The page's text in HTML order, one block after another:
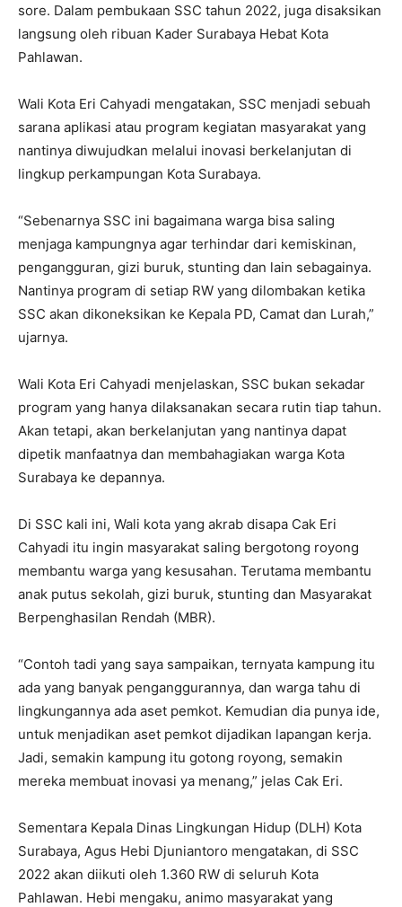
sore. Dalam pembukaan SSC tahun 2022, juga disaksikan
langsung oleh ribuan Kader Surabaya Hebat Kota
Pahlawan.
Wali Kota Eri Cahyadi mengatakan, SSC menjadi sebuah
sarana aplikasi atau program kegiatan masyarakat yang
nantinya diwujudkan melalui inovasi berkelanjutan di
lingkup perkampungan Kota Surabaya.
“Sebenarnya SSC ini bagaimana warga bisa saling
menjaga kampungnya agar terhindar dari kemiskinan,
pengangguran, gizi buruk, stunting dan lain sebagainya.
Nantinya program di setiap RW yang dilombakan ketika
SSC akan dikoneksikan ke Kepala PD, Camat dan Lurah,”
ujarnya.
Wali Kota Eri Cahyadi menjelaskan, SSC bukan sekadar
program yang hanya dilaksanakan secara rutin tiap tahun.
Akan tetapi, akan berkelanjutan yang nantinya dapat
dipetik manfaatnya dan membahagiakan warga Kota
Surabaya ke depannya.
Di SSC kali ini, Wali kota yang akrab disapa Cak Eri
Cahyadi itu ingin masyarakat saling bergotong royong
membantu warga yang kesusahan. Terutama membantu
anak putus sekolah, gizi buruk, stunting dan Masyarakat
Berpenghasilan Rendah (MBR).
“Contoh tadi yang saya sampaikan, ternyata kampung itu
ada yang banyak penganggurannya, dan warga tahu di
lingkungannya ada aset pemkot. Kemudian dia punya ide,
untuk menjadikan aset pemkot dijadikan lapangan kerja.
Jadi, semakin kampung itu gotong royong, semakin
mereka membuat inovasi ya menang,” jelas Cak Eri.
Sementara Kepala Dinas Lingkungan Hidup (DLH) Kota
Surabaya, Agus Hebi Djuniantoro mengatakan, di SSC
2022 akan diikuti oleh 1.360 RW di seluruh Kota
Pahlawan. Hebi mengaku, animo masyarakat yang